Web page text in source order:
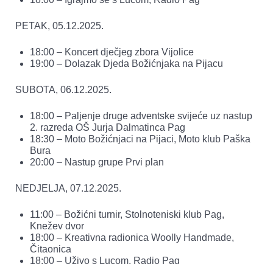
PETAK, 05.12.2025.
18:00 – Koncert dječjeg zbora Vijolice
19:00 – Dolazak Djeda Božićnjaka na Pijacu
SUBOTA, 06.12.2025.
18:00 – Paljenje druge adventske svijeće uz nastup
2. razreda OŠ Jurja Dalmatinca Pag
18:30 – Moto Božićnjaci na Pijaci, Moto klub Paška
Bura
20:00 – Nastup grupe Prvi plan
NEDJELJA, 07.12.2025.
11:00 – Božićni turnir, Stolnoteniski klub Pag,
Knežev dvor
18:00 – Kreativna radionica Woolly Handmade,
Čitaonica
18:00 – Uživo s Lucom, Radio Pag